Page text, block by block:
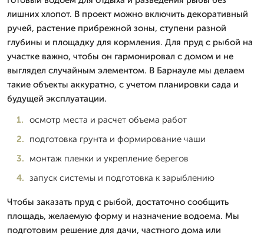
лишних хлопот. В проект можно включить декоративный
ручей, растение прибрежной зоны, ступени разной
глубины и площадку для кормления. Для пруд с рыбой на
участке важно, чтобы он гармонировал с домом и не
выглядел случайным элементом. В Барнауле мы делаем
такие объекты аккуратно, с учетом планировки сада и
будущей эксплуатации.
осмотр места и расчет объема работ
подготовка грунта и формирование чаши
монтаж пленки и укрепление берегов
запуск системы и подготовка к зарыблению
Чтобы заказать пруд с рыбой, достаточно сообщить
площадь, желаемую форму и назначение водоема. Мы
подготовим решение для дачи, частного дома или